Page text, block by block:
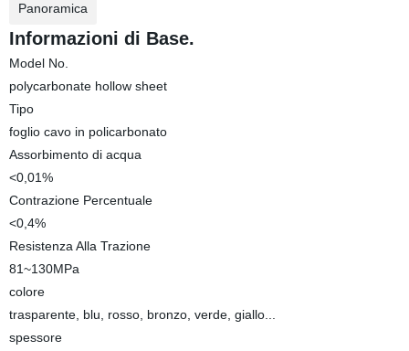
Panoramica
Informazioni di Base.
Model No.
polycarbonate hollow sheet
Tipo
foglio cavo in policarbonato
Assorbimento di acqua
<0,01%
Contrazione Percentuale
<0,4%
Resistenza Alla Trazione
81~130MPa
colore
trasparente, blu, rosso, bronzo, verde, giallo...
spessore